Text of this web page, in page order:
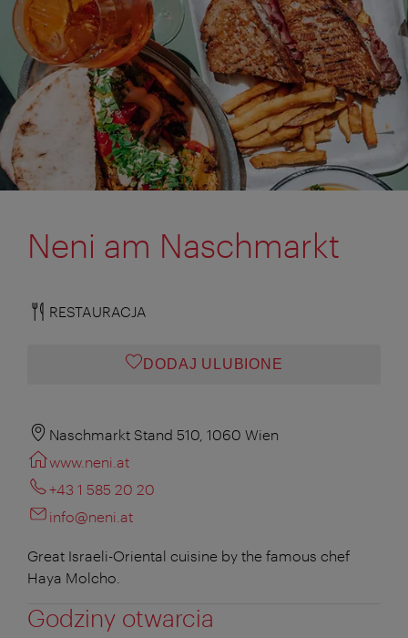
Neni am Naschmarkt
RESTAURACJA
DODAJ ULUBIONE
Naschmarkt Stand 510, 1060 Wien
www.neni.at
+43 1 585 20 20
info@neni.at
Great Israeli-Oriental cuisine by the famous chef
Haya Molcho.
Godziny otwarcia